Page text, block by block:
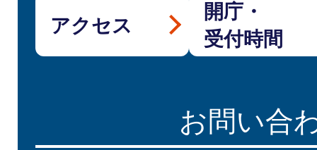
アクセス
開庁・
受付時間
お問い合